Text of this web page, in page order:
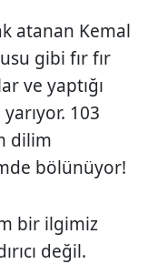
atanan Kemal
gibi fır fır
ve yaptığı
103
dilim
bölünüyor!
bir ilgimiz
değil.